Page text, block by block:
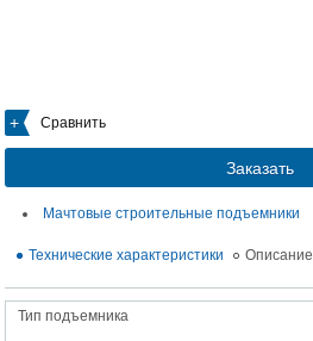
Сравнить
Заказать
Мачтовые строительные подъемники
Технические характеристики Описание
Тип подъемника